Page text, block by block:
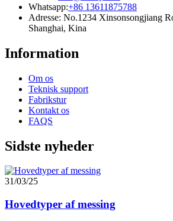
Whatsapp:+86 13611875788
Adresse: No.1234 Xinsonsongjiang
Shanghai, Kina
Information
Om os
Teknisk support
Fabrikstur
Kontakt os
FAQS
Sidste nyheder
31/03/25
Hovedtyper af messing